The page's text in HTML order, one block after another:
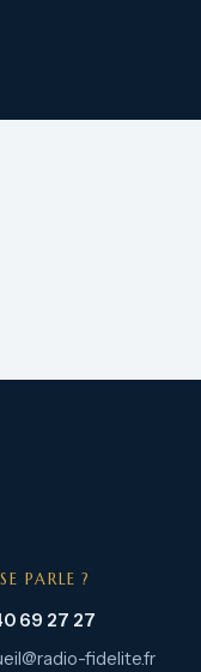
PARLE ?
69 27 27
fidelite.fr